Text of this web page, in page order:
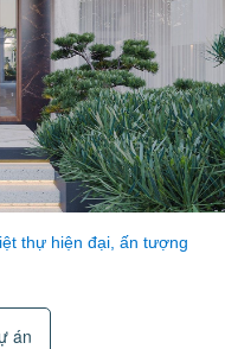
thự hiện đại, ấn tượng
án